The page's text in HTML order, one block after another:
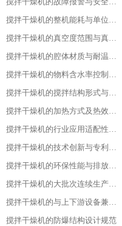
搅拌干燥机的整机能耗与单位能耗标准
搅拌干燥机的真空度范围与真空干燥效果
搅拌干燥机的腔体材质与耐温耐腐蚀性能
搅拌干燥机的物料含水率控制范围
搅拌干燥机的搅拌结构形式与适配物料
搅拌干燥机的加热方式及热效率指标
搅拌干燥机的行业应用适配性调整
搅拌干燥机的技术创新与专利成果
搅拌干燥机的环保性能与排放标准
搅拌干燥机的大批次连续生产改造
搅拌干燥机的与上下游设备兼容适配方案
搅拌干燥机的防爆结构设计规范